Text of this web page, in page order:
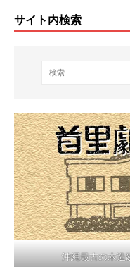
サイト内検索
沖縄最古の木造